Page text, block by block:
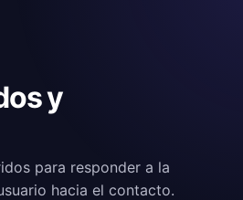
y
para responder a la
hacia el contacto.